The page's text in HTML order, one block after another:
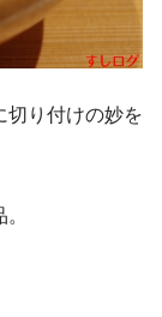
切り付けの妙を